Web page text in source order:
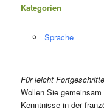
Kategorien
Sprache
Für leicht
Wollen Sie
Kenntnisse in der